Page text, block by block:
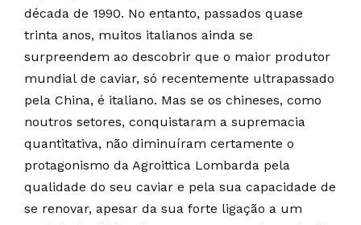
década de 1990. No entanto, passados quase
trinta anos, muitos italianos ainda se
surpreendem ao descobrir que o maior produtor
mundial de caviar, só recentemente ultrapassado
pela China, é italiano. Mas se os chineses, como
noutros setores, conquistaram a supremacia
quantitativa, não diminuíram certamente o
protagonismo da Agroittica Lombarda pela
qualidade do seu caviar e pela sua capacidade de
se renovar, apesar da sua forte ligação a um